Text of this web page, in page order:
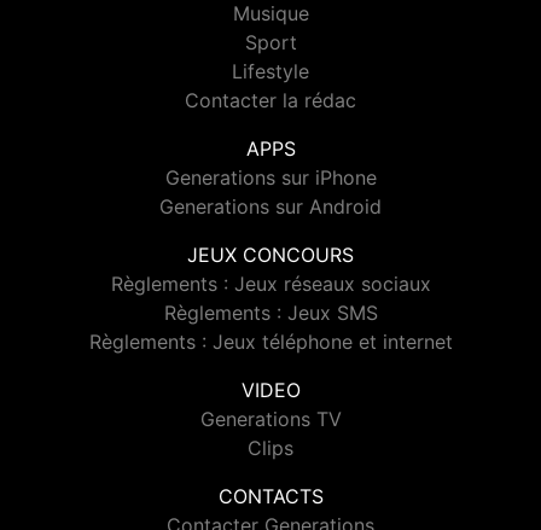
Musique
Sport
Lifestyle
Contacter la rédac
APPS
Generations sur iPhone
Generations sur Android
JEUX CONCOURS
Règlements : Jeux réseaux sociaux
Règlements : Jeux SMS
Règlements : Jeux téléphone et internet
VIDEO
Generations TV
Clips
CONTACTS